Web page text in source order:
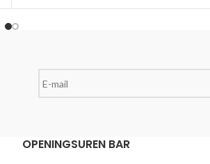
OPENINGSUREN BAR